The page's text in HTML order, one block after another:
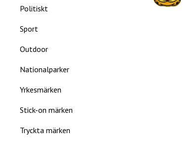
Politiskt
Sport
Outdoor
Nationalparker
Yrkesmärken
Stick-on märken
Tryckta märken